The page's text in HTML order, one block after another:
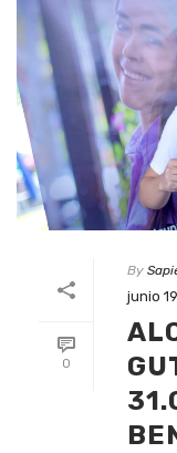
0
By
junio